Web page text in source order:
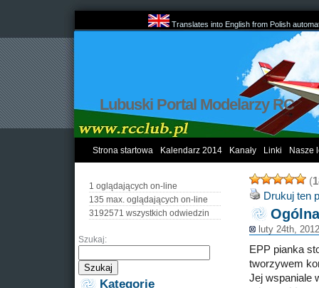
Translates into English from Polish
Lubuski Portal Modelarzy RC
Strona startowa Kalendarz 2014 Kanały Linki Nasze
1 oglądających on-line
135 max. oglądających on-line
3192571 wszystkich odwiedzin
Szukaj:
Kategorie
(
Drukuj ten
luty 24th,
EPP pianka
tworzywem
Jej wspaniale